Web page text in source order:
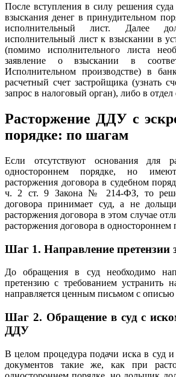
После вступления в силу решения
взыскания денег в принудительном
исполнительный лист. Далее
исполнительный лист к взыскании в
(помимо исполнительного листа
заявление о взыскании в
Исполнительном производстве) в
расчетный счет застройщика (узнать
запрос в налоговый орган), либо в
Расторжение ДДУ с
порядке: по шагам
Если отсутствуют основания для
одностороннем порядке, но
расторжения договора в судебном
ч. 2 ст. 9 Закона № 214-ФЗ, то
договора принимает суд, а не
расторжения договора в этом случае
расторжения договора в одностороннем
Шаг 1. Направление претензии
До обращения в суд необходимо
претензию с требованием устранить
направляется ценным письмом с
Шаг 2. Обращение в суд с
ДДУ
В целом процедура подачи иска в суд
документов такие же, как при